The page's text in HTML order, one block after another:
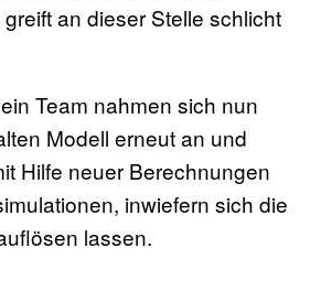
an dieser Stelle schlicht
Team nahmen sich nun
Modell erneut an und
Hilfe neuer Berechnungen
inwiefern sich die
lassen.